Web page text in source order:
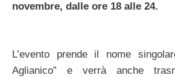
novembre, dalle ore 18 alle 24.
L’evento prende il nome
Aglianico” e verrà anche